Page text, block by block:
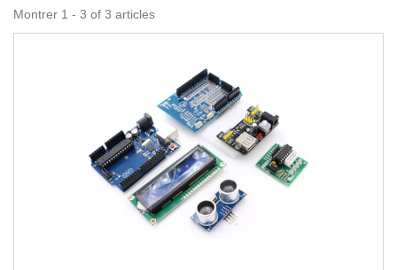
Montrer 1 - 3 of 3 articles